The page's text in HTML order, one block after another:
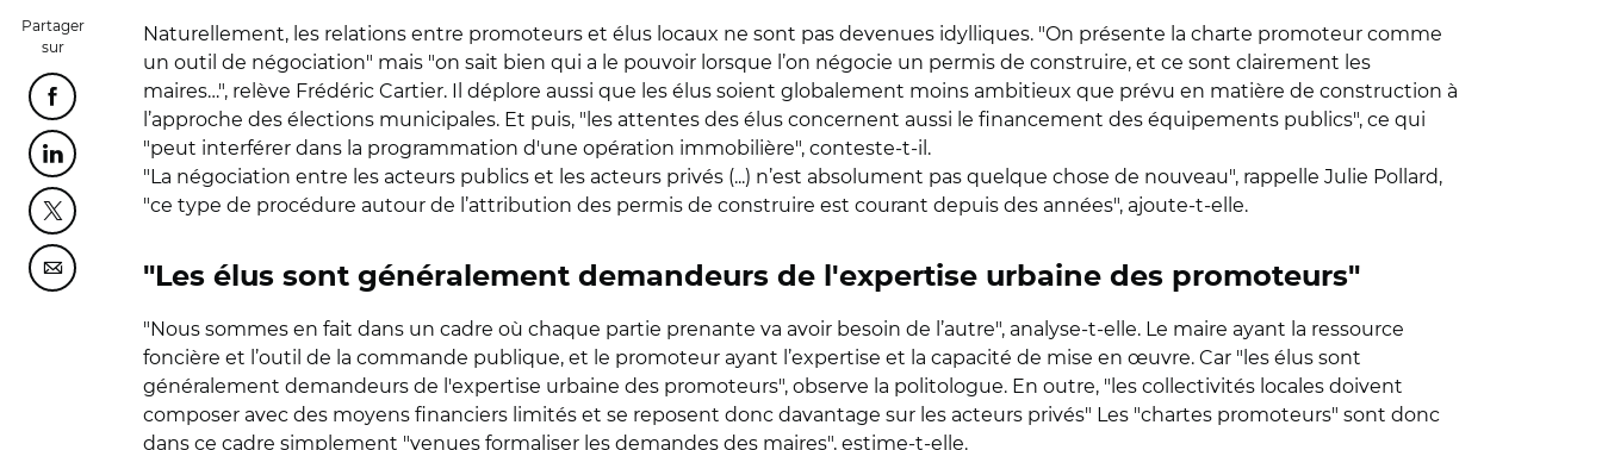
Partager
sur
Partager cette page sur Facebook
Partager cette page sur Linkedin
Partager cette page sur Twitter
Partager cette page sur Courriel
Naturellement, les relations entre promoteurs et élus locaux ne sont pas devenues idylliques. "On présente la charte promoteur comme
un outil de négociation" mais "on sait bien qui a le pouvoir lorsque l’on négocie un permis de construire, et ce sont clairement les
maires…", relève Frédéric Cartier. Il déplore aussi que les élus soient globalement moins ambitieux que prévu en matière de construction à
l’approche des élections municipales. Et puis, "les attentes des élus concernent aussi le financement des équipements publics", ce qui
"peut interférer dans la programmation d'une opération immobilière", conteste-t-il.
"La négociation entre les acteurs publics et les acteurs privés (...) n’est absolument pas quelque chose de nouveau", rappelle Julie Pollard,
"ce type de procédure autour de l’attribution des permis de construire est courant depuis des années", ajoute-t-elle.
"Les élus sont généralement demandeurs de l'expertise urbaine des promoteurs"
"Nous sommes en fait dans un cadre où chaque partie prenante va avoir besoin de l’autre", analyse-t-elle. Le maire ayant la ressource
foncière et l’outil de la commande publique, et le promoteur ayant l’expertise et la capacité de mise en œuvre. Car "les élus sont
généralement demandeurs de l'expertise urbaine des promoteurs", observe la politologue. En outre, "les collectivités locales doivent
composer avec des moyens financiers limités et se reposent donc davantage sur les acteurs privés" Les "chartes promoteurs" sont donc
dans ce cadre simplement "venues formaliser les demandes des maires", estime-t-elle.